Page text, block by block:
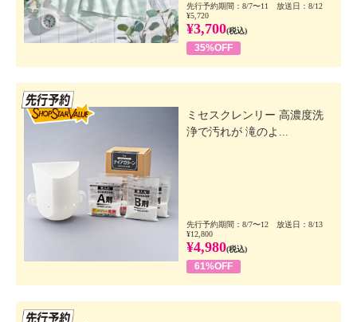
先行予約期間：8/7〜11 放送日：8/12
¥5,720
¥3,700(税込)
35%OFF
ミセスクレンリー 高濃度洗
浄で汚れが 滝のよ...
先行予約期間：8/7〜12 放送日：8/13
¥12,800
¥4,980(税込)
61%OFF